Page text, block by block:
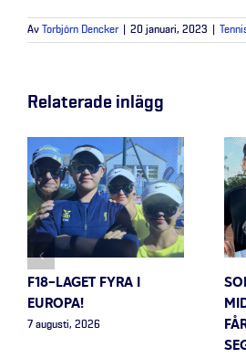
Av Torbjörn Dencker 20 januari, 2023
Relaterade inlägg
F18-LAGET FYRA I
EUROPA!
7 augusti, 2026